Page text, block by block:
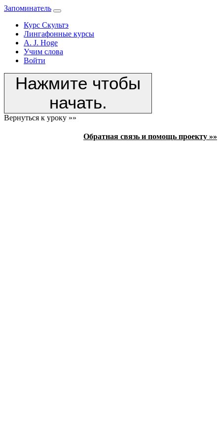
Запоминатель
Курс Скультэ
Лингафонные курсы
A. J. Hoge
Учим слова
Войти
Нажмите чтобы
начать.
Вернуться к уроку »»
Обратная связь и помощь проекту »»